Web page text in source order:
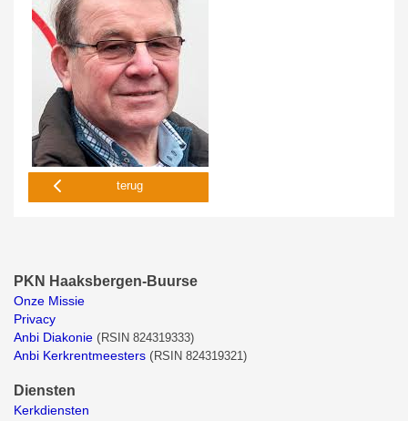
terug
PKN Haaksbergen-Buurse
Onze Missie
Privacy
Anbi Diakonie (RSIN 824319333)
Anbi Kerkrentmeesters (RSIN 824319321)
Diensten
Kerkdiensten